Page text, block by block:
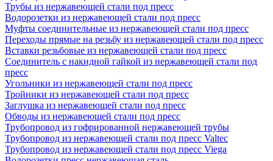
Трубы из нержавеющей стали под пресс
Водорозетки из нержавеющей стали под пресс
Муфты соединительные из нержавеющей стали под пресс
Переходы прямые на резьбу из нержавеющей стали под пресс
Вставки резьбовые из нержавеющей стали под пресс
Соединитель с накидной гайкой из нержавеющей стали под
пресс
Угольники из нержавеющей стали под пресс
Тройники из нержавеющей стали под пресс
Заглушка из нержавеющей стали под пресс
Обводы из нержавеющей стали под пресс
Трубопровод из гофрированной нержавеющей трубы
Трубопровод из нержавеющей стали под пресс Valtec
Трубопровод из нержавеющей стали под пресс Viega